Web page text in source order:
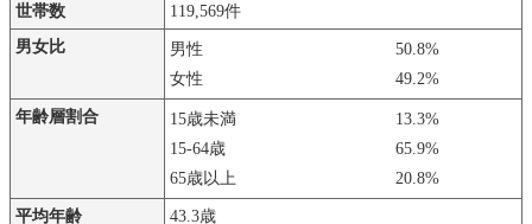
世帯数
119,569件
男女比
男性
50.8%
女性
49.2%
年齢層割合
15歳未満
13.3%
15-64歳
65.9%
65歳以上
20.8%
平均年齢
43.3歳